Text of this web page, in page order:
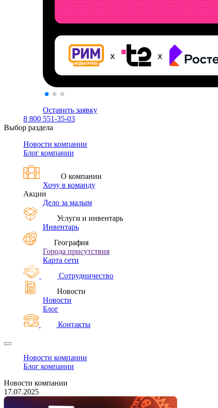
Оставить заявку
8 800 551-35-03
Выбор раздела
Новости компании
Блог компании
О компании
Хочу в команду
Акции
Дело за малым
Услуги и инвентарь
Инвентарь
География
Города присутствия
Карта сети
Сотрудничество
Новости
Новости
Блог
Контакты
Новости компании
Блог компании
Новости компании
17.07.2025